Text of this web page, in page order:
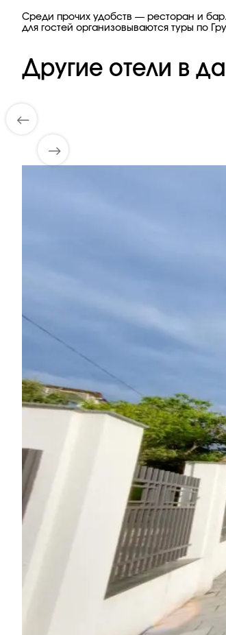
Среди прочих удобств — ресторан и
для гостей организовываются туры по
Другие отели в